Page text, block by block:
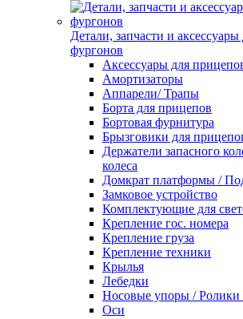
Детали, запчасти и
фургонов
Аксессуары для
Амортизаторы
Аппарели/ Трапы
Борта для прицепов
Бортовая фурнитура
Брызговики для
Держатели запасного
колеса
Домкрат платформы /
Замковое устройство
Комплектующие для
Крепление гос. номера
Крепление груза
Крепление техники
Крылья
Лебедки
Носовые упоры /
Оси